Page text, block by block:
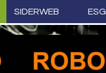
SIDERWEB ESG